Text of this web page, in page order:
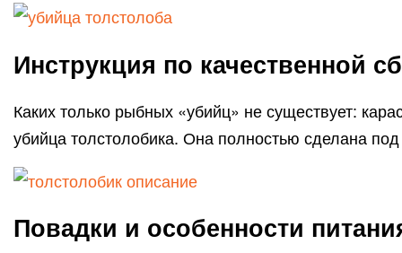
Инструкция по качественной
Каких только рыбных «убийц» не существует:
убийца толстолобика. Она полностью сделана
Повадки и особенности